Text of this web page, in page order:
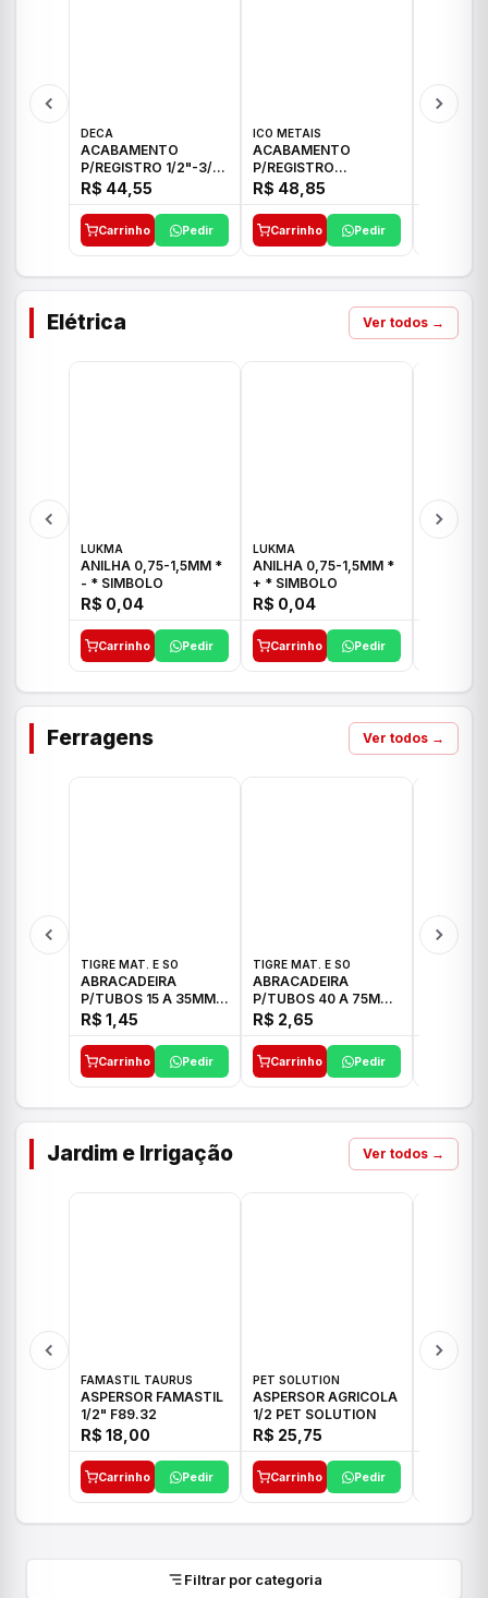
DECA
ACABAMENTO
P/REGISTRO 1/2"-3/4"
E 1"C21.PQ DECA
R$ 44,55
Carrinho Pedir
ICO METAIS
ACABAMENTO
P/REGISTRO
1/2"-3/4"-1" ACB M
CS 33 ICO
R$ 48,85
Carrinho Pedir
Elétrica Ver todos →
LUKMA
ANILHA 0,75-1,5MM *
- * SIMBOLO
R$ 0,04
Carrinho Pedir
LUKMA
ANILHA 0,75-1,5MM *
+ * SIMBOLO
R$ 0,04
Carrinho Pedir
Ferragens Ver todos →
TIGRE MAT. E SO
ABRACADEIRA
P/TUBOS 15 A 35MM
TIGRE
R$ 1,45
Carrinho Pedir
TIGRE MAT. E SO
ABRACADEIRA
P/TUBOS 40 A 75MM
TIGRE
R$ 2,65
Carrinho Pedir
Jardim e Irrigação Ver todos →
FAMASTIL TAURUS
ASPERSOR FAMASTIL
1/2" F89.32
R$ 18,00
Carrinho Pedir
PET SOLUTION
ASPERSOR AGRICOLA
1/2 PET SOLUTION
R$ 25,75
Carrinho Pedir
Filtrar por categoria